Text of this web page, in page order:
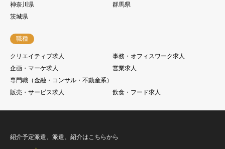
神奈川県
群馬県
茨城県
職種
クリエイティブ求人
事務・オフィスワーク求人
企画・マーケ求人
営業求人
専門職（金融・コンサル・不動産系）
販売・サービス求人
飲食・フード求人
紹介予定派遣、派遣、紹介はこちらから